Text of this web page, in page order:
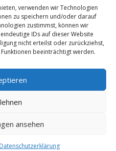
verwenden wir Technologien
zu speichern und/oder darauf
zustimmst, können wir
IDs auf dieser Website
nicht erteilst oder zurückziehst,
beeinträchtigt werden.
ansehen
Datenschutz­erklärung
Impressum
Forenregeln
Consulting AVO UG | Alle
Das Forum
bei diesen etwas bestellen,